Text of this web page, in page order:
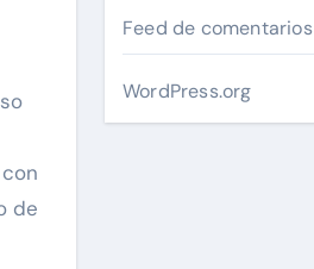
de
Feed de comentarios
WordPress.org